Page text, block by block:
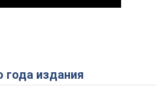
Play Video
года издания